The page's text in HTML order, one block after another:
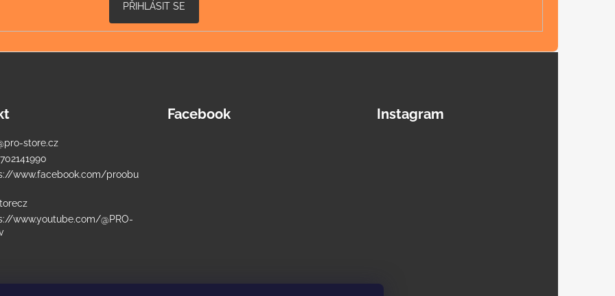
PŘIHLÁSIT SE
pro-store.cz
www.facebook.com/proobu
www.youtube.com/@PRO-
Facebook Instagram